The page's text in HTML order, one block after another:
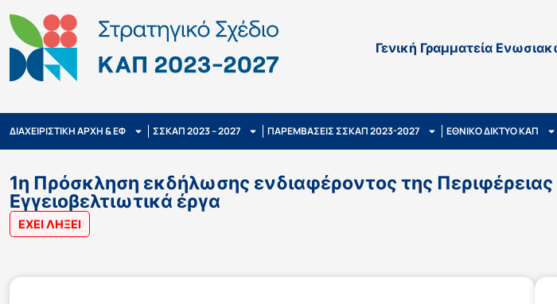
Γενική Γραμματεία
ΔΙΑΧΕΙΡΙΣΤΙΚΗ ΑΡΧΗ & ΕΦ ΣΣΚΑΠ 2023 – 2027 ΠΑΡΕΜΒΑΣΕΙΣ ΣΣΚΑΠ 2023-2027 ΕΘΝΙΚΟ ΔΙΚΤΥΟ ΚΑΠ
1η Πρόσκληση εκδήλωσης ενδιαφέροντος της
Εγγειοβελτιωτικά έργα
ΕΧΕΙ ΛΗΞΕΙ